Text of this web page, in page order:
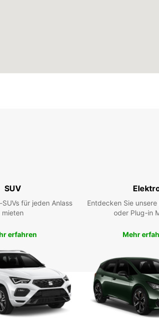
SUV
für jeden Anlass
mieten
erfahren
Entdecken Sie
oder Plug-in
Mehr